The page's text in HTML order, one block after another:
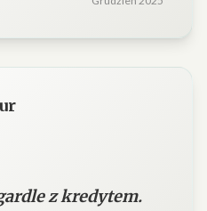
z kredytem.